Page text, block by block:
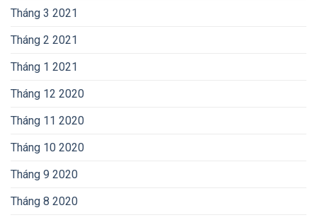
Tháng 3 2021
Tháng 2 2021
Tháng 1 2021
Tháng 12 2020
Tháng 11 2020
Tháng 10 2020
Tháng 9 2020
Tháng 8 2020